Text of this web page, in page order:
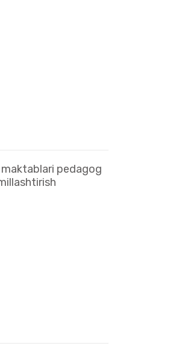
pedagog